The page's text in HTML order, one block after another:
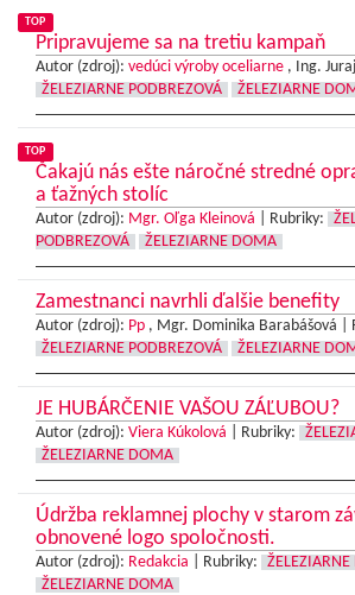
TOP
Pripravujeme sa na tretiu kampaň
Autor (zdroj): vedúci výroby oceliarne , Ing.
ŽELEZIARNE PODBREZOVÁ
ŽELEZIARNE
TOP
Čakajú nás ešte náročné stredné
a ťažných stolíc
Autor (zdroj): Mgr. Oľga Kleinová Rubriky:
PODBREZOVÁ
ŽELEZIARNE DOMA
Zamestnanci navrhli ďalšie benefity
Autor (zdroj): Pp , Mgr. Dominika Barabášová |
ŽELEZIARNE PODBREZOVÁ
ŽELEZIARNE
JE HUBÁRČENIE VAŠOU ZÁĽUBOU?
Autor (zdroj): Viera Kúkolová Rubriky:
ŽELEZIARNE DOMA
Údržba reklamnej plochy v starom
obnovené logo spoločnosti.
Autor (zdroj): Redakcia Rubriky:
ŽELEZIARNE
ŽELEZIARNE DOMA